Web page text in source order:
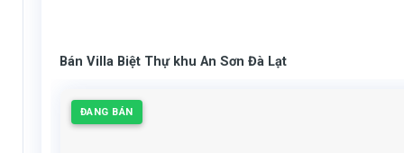
Bán Villa Biệt Thự khu An Sơn Đà Lạt
ĐANG BÁN